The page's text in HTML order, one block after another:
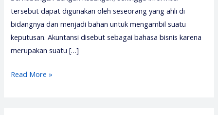
tersebut dapat digunakan oleh seseorang yang ahli di
bidangnya dan menjadi bahan untuk mengambil suatu
keputusan. Akuntansi disebut sebagai bahasa bisnis karena
merupakan suatu […]
Training
Read More »